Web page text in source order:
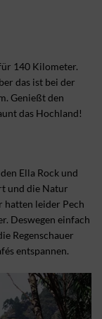
140 Kilometer.
das ist bei der
Genießt den
das Hochland!
Ella Rock und
und die Natur
hatten leider Pech
Deswegen einfach
Regenschauer
entspannen.